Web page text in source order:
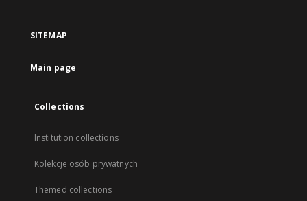
SITEMAP
Main page
Collections
Institution collections
Kolekcje osób prywatnych
Themed collections